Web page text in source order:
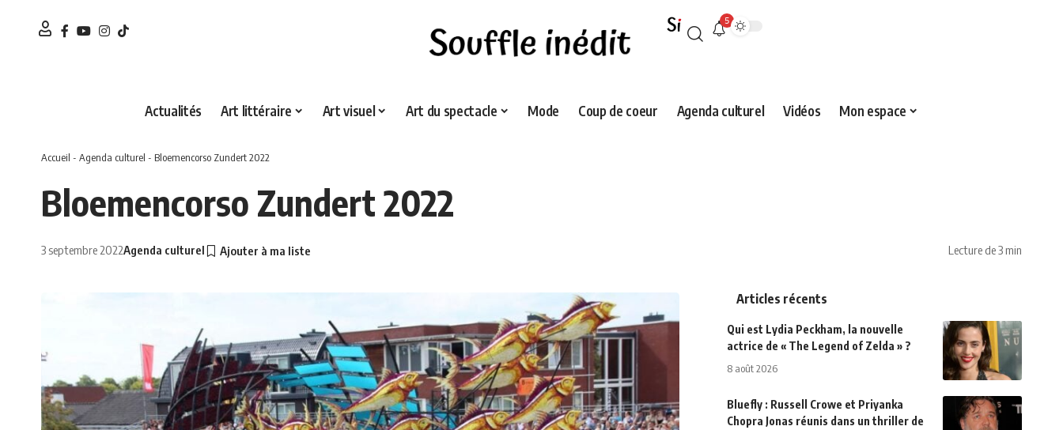
5
Actualités Art littéraire Art visuel Art du spectacle Mode Coup de coeur Agenda culturel Vidéos Mon espace
Accueil - Agenda culturel - Bloemencorso Zundert 2022
Bloemencorso Zundert 2022
3 septembre 2022Agenda culturel Lecture de 3 min
Articles récents
Qui est Lydia Peckham, la nouvelle
actrice de « The Legend of Zelda » ?
8 août 2026
Bluefly : Russell Crowe et Priyanka
Chopra Jonas réunis dans un thriller de